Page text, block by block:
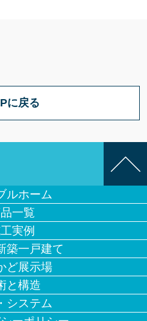
に戻る
ルホーム
一覧
実例
築一戸建て
ど展示場
と構造
システム